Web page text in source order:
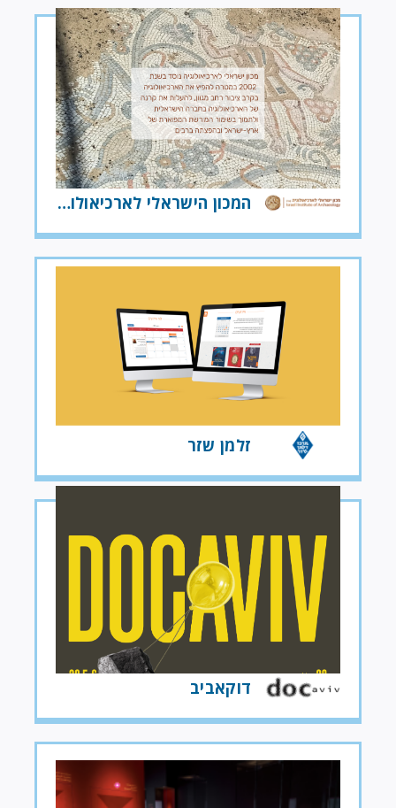
המכון הישראלי לארכיאולוגיה
זלמן שזר
דוקאביב